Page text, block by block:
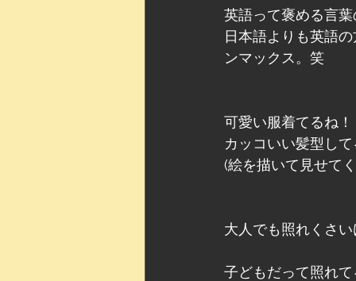
英語って褒める言
日本語よりも英語
ンマックス。笑
可愛い服着てるね！
カッコいい髪型し
(絵を描いて見せて
大人でも照れくさ
子どもだって照れ